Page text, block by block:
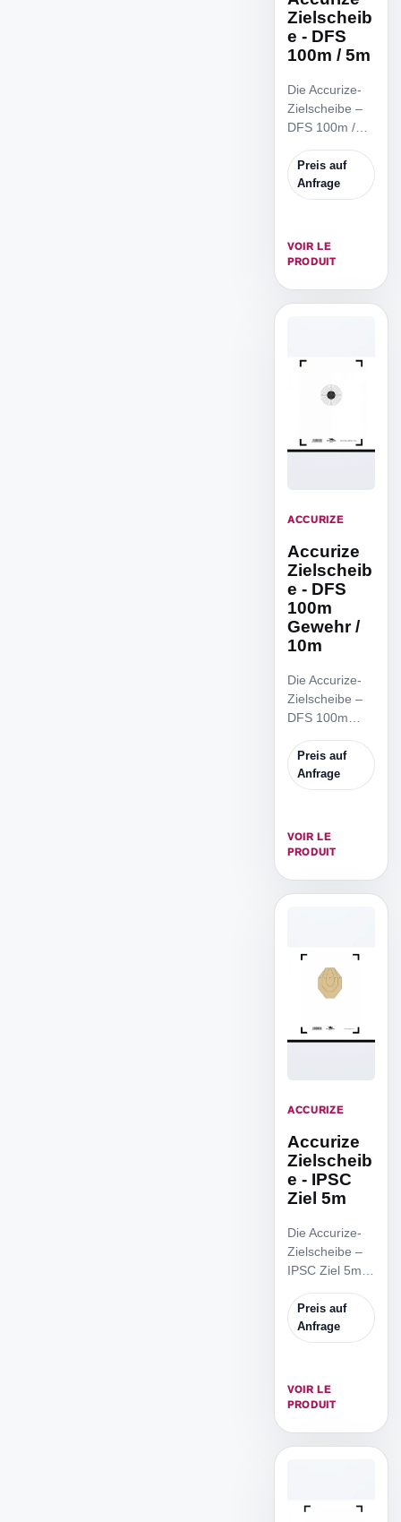
Zielscheib
e - DFS
100m / 5m
Die Accurize-
Zielscheibe –
DFS 100m /
reduzierte
Zielscheibe,
um von 5m
trainieren.
Preis auf
Anfrage
VOIR LE
PRODUIT
ACCURIZE
Accurize
Zielscheib
e - DFS
100m
Gewehr /
10m
Die Accurize-
Zielscheibe –
DFS 100m
ist die
reduzierte
Zielscheibe,
Distanz zu
trainieren.
Preis auf
Anfrage
VOIR LE
PRODUIT
ACCURIZE
Accurize
Zielscheib
e - IPSC
Ziel 5m
Die Accurize-
Zielscheibe –
IPSC Ziel 5m
reduzierte
IPSC
Zielscheibe,
Distanz zu
trainieren.
Preis auf
Anfrage
VOIR LE
PRODUIT